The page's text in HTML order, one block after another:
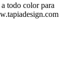
todo color para